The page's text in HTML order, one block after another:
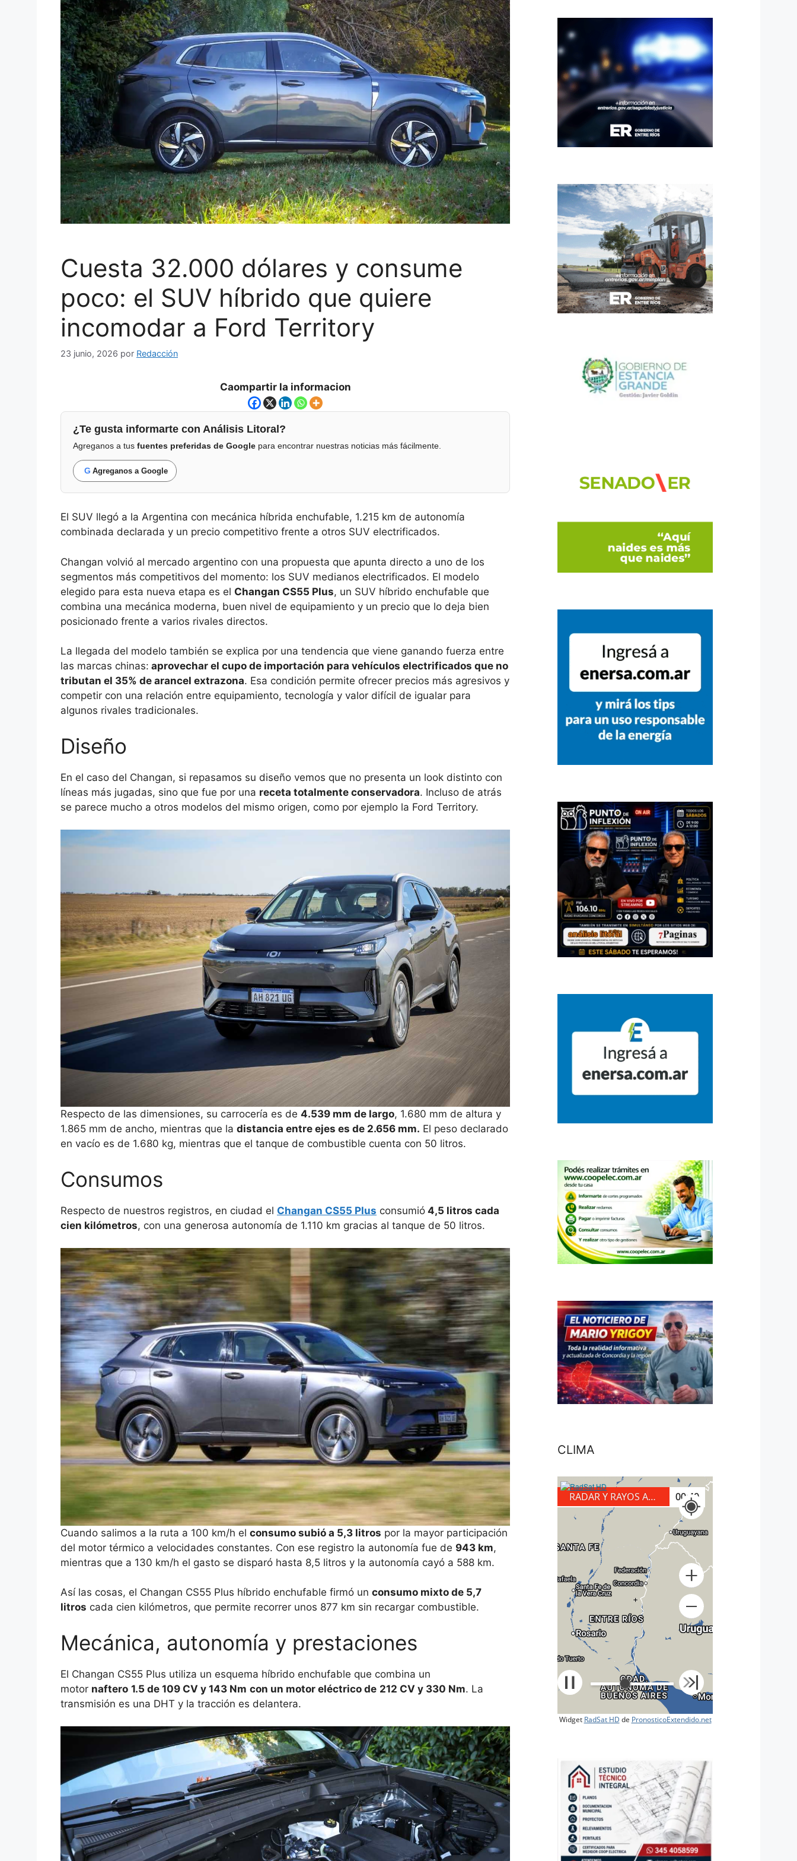
Cuesta 32.000 dólares y consume
poco: el SUV híbrido que quiere
incomodar a Ford Territory
23 junio, 2026 por Redacción
Caompartir la informacion
¿Te gusta informarte con Análisis Litoral?
Agreganos a tus fuentes preferidas de Google para encontrar nuestras noticias más fácilmente.
G Agreganos a Google
El SUV llegó a la Argentina con mecánica híbrida enchufable, 1.215 km de autonomía
combinada declarada y un precio competitivo frente a otros SUV electrificados.
Changan volvió al mercado argentino con una propuesta que apunta directo a uno de los
segmentos más competitivos del momento: los SUV medianos electrificados. El modelo
elegido para esta nueva etapa es el Changan CS55 Plus, un SUV híbrido enchufable que
combina una mecánica moderna, buen nivel de equipamiento y un precio que lo deja bien
posicionado frente a varios rivales directos.
La llegada del modelo también se explica por una tendencia que viene ganando fuerza entre
las marcas chinas: aprovechar el cupo de importación para vehículos electrificados que no
tributan el 35% de arancel extrazona. Esa condición permite ofrecer precios más agresivos y
competir con una relación entre equipamiento, tecnología y valor difícil de igualar para
algunos rivales tradicionales.
Diseño
En el caso del Changan, si repasamos su diseño vemos que no presenta un look distinto con
líneas más jugadas, sino que fue por una receta totalmente conservadora. Incluso de atrás
se parece mucho a otros modelos del mismo origen, como por ejemplo la Ford Territory.
Respecto de las dimensiones, su carrocería es de 4.539 mm de largo, 1.680 mm de altura y
1.865 mm de ancho, mientras que la distancia entre ejes es de 2.656 mm. El peso declarado
en vacío es de 1.680 kg, mientras que el tanque de combustible cuenta con 50 litros.
Consumos
Respecto de nuestros registros, en ciudad el Changan CS55 Plus consumió 4,5 litros cada
cien kilómetros, con una generosa autonomía de 1.110 km gracias al tanque de 50 litros.
Cuando salimos a la ruta a 100 km/h el consumo subió a 5,3 litros por la mayor participación
del motor térmico a velocidades constantes. Con ese registro la autonomía fue de 943 km,
mientras que a 130 km/h el gasto se disparó hasta 8,5 litros y la autonomía cayó a 588 km.
Así las cosas, el Changan CS55 Plus híbrido enchufable firmó un consumo mixto de 5,7
litros cada cien kilómetros, que permite recorrer unos 877 km sin recargar combustible.
Mecánica, autonomía y prestaciones
El Changan CS55 Plus utiliza un esquema híbrido enchufable que combina un
motor naftero 1.5 de 109 CV y 143 Nm con un motor eléctrico de 212 CV y 330 Nm. La
transmisión es una DHT y la tracción es delantera.
CLIMA
RADAR Y RAYOS A TIERRA 01:10
+
Widget RadSat HD de PronosticoExtendido.net